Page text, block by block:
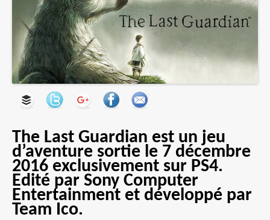
The Last Guardian est un jeu
d’aventure sortie le 7 décembre
2016 exclusivement sur PS4.
Edité par Sony Computer
Entertainment et développé par
Team Ico.